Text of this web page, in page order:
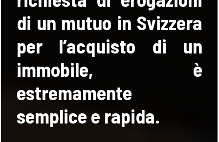
di un mutuo in Svizzera
per l’acquisto di un
immobile, è
estremamente
semplice e rapida.